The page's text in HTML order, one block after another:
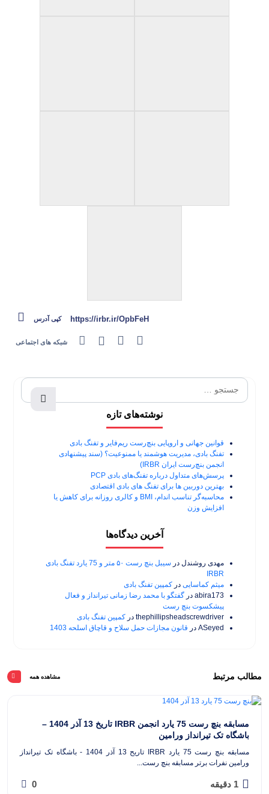
https://irbr.ir/OpbFeH کپی آدرس
شبکه های اجتماعی
نوشته‌های تازه
قوانین جهانی و اروپایی بنچ‌رست ریم‌فایر و تفنگ بادی
تفنگ بادی، مدیریت هوشمند یا ممنوعیت؟ (سند پیشنهادی
انجمن بنچ‌رست ایران IRBR)
پرسش‌های متداول درباره تفنگ‌های بادی PCP
بهترین دوربین ها برای تفنگ های بادی اقتصادی
محاسبه‌گر تناسب اندام، BMI و کالری روزانه برای کاهش یا
افزایش وزن
آخرین دیدگاه‌ها
مهدی روشندل در
سیبل بنچ رست ۵۰ متر و 75 یارد تفنگ بادی
IRBR
میثم کماسایی درکمپین تفنگ بادی
abira173 درگفتگو با محمد رضا زمانی تیرانداز و فعال
پیشکسوت بنچ رست
thephillipsheadscrewdriver درکمپین تفنگ بادی
ASeyed در قانون مجازات حمل سلاح و قاچاق اسلحه 1403
مطالب مرتبط مشاهده همه
مسابقه بنچ رست 75 یارد انجمن IRBR تاریخ 13 آذر 1404 –
باشگاه تک تیرانداز ورامین
مسابقه بنچ رست 75 یارد IRBR تاریح 13 آذر 1404 - باشگاه تک تیرانداز
ورامین نفرات برتر مسابقه بنچ رست...
1 دقیقه 0